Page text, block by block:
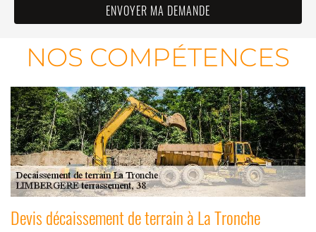
NOS COMPÉTENCES
Devis décaissement de terrain à La Tronche